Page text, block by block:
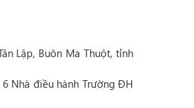
Lập, Buôn Ma Thuột, tỉnh
Nhà điều hành Trường ĐH